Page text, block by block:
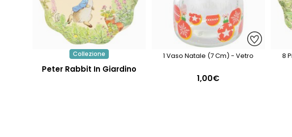
Collezione
Peter Rabbit In Giardino
1 Vaso Natale (7 Cm) - Vetro
1,00€
8